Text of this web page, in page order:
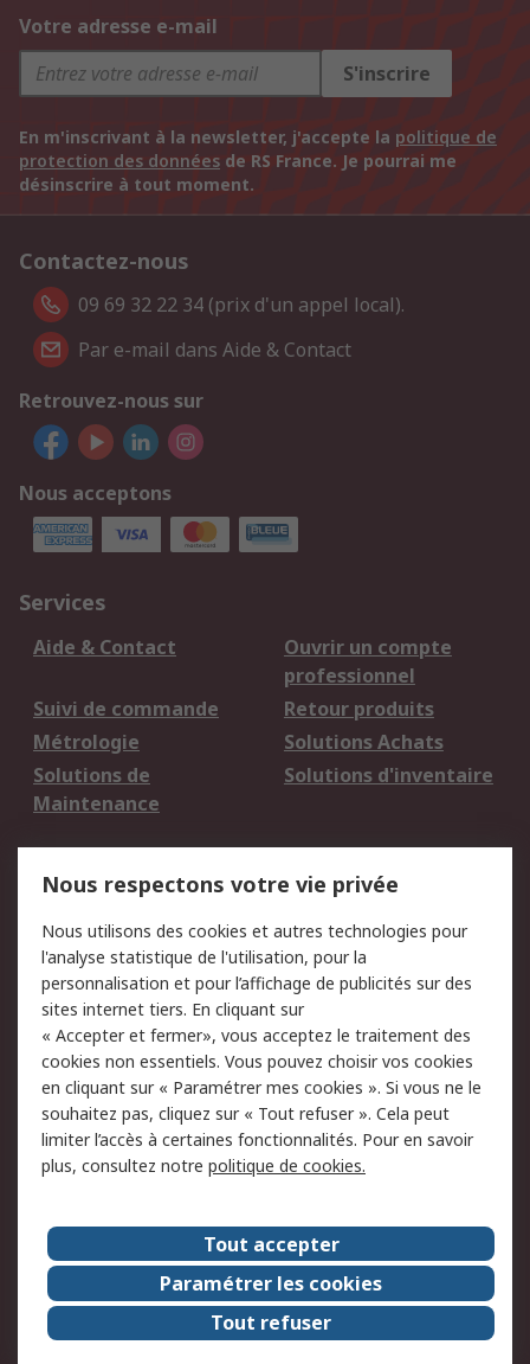
Votre adresse e-mail
S'inscrire
En m'inscrivant à la newsletter, j'accepte la politique de
protection des données de RS France. Je pourrai me
désinscrire à tout moment.
Contactez-nous
09 69 32 22 34 (prix d'un appel local).
Par e-mail dans Aide & Contact
Retrouvez-nous sur
Nous acceptons
Services
Aide & Contact
Ouvrir un compte
professionnel
Suivi de commande
Retour produits
Métrologie
Solutions Achats
Solutions de
Maintenance
Solutions d'inventaire
du site
Politique de protection
des données - Mise à
jour
Sécurité des E-mails
Conditions générales
de vente
Politique anti-
corruption
Campagnes marketing
A propos de RS
A propos de RS France
Evénements
Le groupe RS Group Plc
Presse
RS dans le monde
Démarche RSE
Nous rejoindre
RS Particuliers
Nous respectons votre vie privée
Nous utilisons des cookies et autres technologies pour
l'analyse statistique de l'utilisation, pour la
personnalisation et pour l’affichage de publicités sur des
sites internet tiers. En cliquant sur
« Accepter et fermer», vous acceptez le traitement des
cookies non essentiels. Vous pouvez choisir vos cookies
en cliquant sur « Paramétrer mes cookies ». Si vous ne le
souhaitez pas, cliquez sur « Tout refuser ». Cela peut
limiter l’accès à certaines fonctionnalités. Pour en savoir
plus, consultez notre politique de cookies.
Tout accepter
Paramétrer les cookies
Tout refuser